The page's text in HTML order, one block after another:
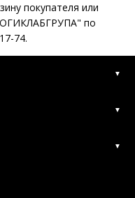
покупателя или
по
74.